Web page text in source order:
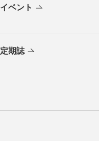
イベント
定期誌